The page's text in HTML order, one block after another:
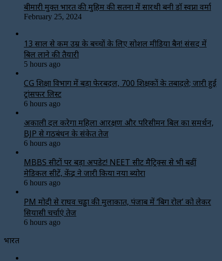
बीमारी मुक्त भारत की मुहिम की सतना में सारथी बनी डाॅ स्वप्ना वर्मा
February 25, 2024
13 साल से कम उम्र के बच्चों के लिए सोशल मीडिया बैन! संसद में
बिल लाने की तैयारी
5 hours ago
CG शिक्षा विभाग में बड़ा फेरबदल, 700 शिक्षकों के तबादले; जारी हुई
ट्रांसफर लिस्ट
6 hours ago
अकाली दल करेगा महिला आरक्षण और परिसीमन बिल का समर्थन,
BJP से गठबंधन के संकेत तेज
6 hours ago
MBBS सीटों पर बड़ा अपडेट! NEET सीट मैट्रिक्स से भी बढ़ीं
मेडिकल सीटें, केंद्र ने जारी किया नया ब्योरा
6 hours ago
PM मोदी से राघव चड्ढा की मुलाकात, पंजाब में ‘बिग रोल’ को लेकर
सियासी चर्चाएं तेज
6 hours ago
भारत